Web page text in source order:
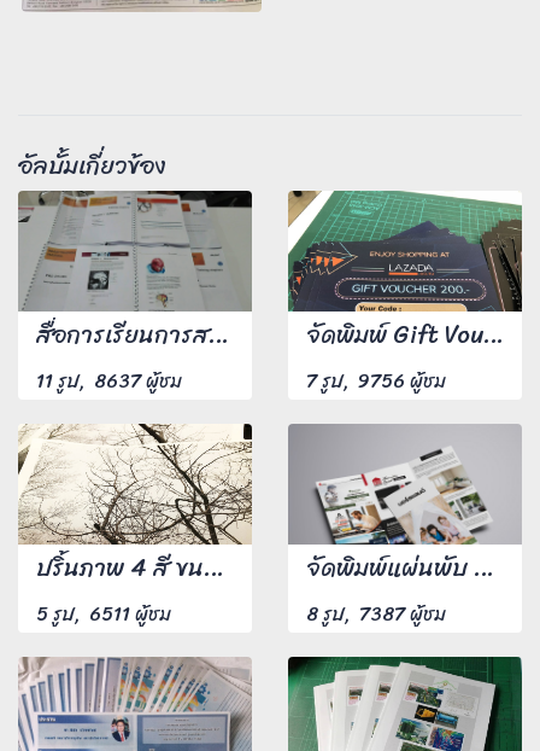
อัลบั้มเกี่ยวข้อง
สื่อการเรียนการสอน ปริ้นสีเลเซอร์ 4 สี หน้าหลัง เข้าเล่มกระดูกงู
11 รูป, 8637 ผู้ชม
จัดพิมพ์ Gift Voucher ขนาด A6 พิมพ์ 4 สีหน้าหลัง กระดาษอาร์มันขนาด 210 แกรม งานพิมพ์สีสันสดใสคมชัดทุกตัวอักษร
7 รูป, 9756 ผู้ชม
ปริ้นภาพ 4 สี ขนาด A4 จำนวน 1,000 แผ่น
5 รูป, 6511 ผู้ชม
จัดพิมพ์แผ่นพับ ขนาด A4 พิมพ์ 4 สีหน้าหลังพร้อมพับจำนวน 500 แผ่น
8 รูป, 7387 ผู้ชม